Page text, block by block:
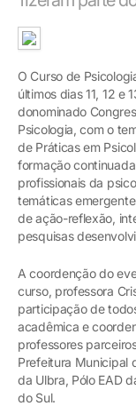
O Curso de
últimos dias 11, 12 e
donominado
Psicologia, com o
de Práticas em
formação
profissionais da
temáticas
de ação-reflexão,
pesquisas
A coordenção do
curso, professora
participação de
acadêmica e
professores
Prefeitura Municipal
da Ulbra, Pólo EAD
do Sul.